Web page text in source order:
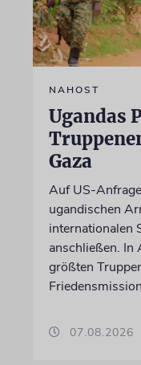
NAHOST
Ugandas
Gaza
Auf US-
ugandischen
internationalen
anschließen. In
größten
07.08.2026